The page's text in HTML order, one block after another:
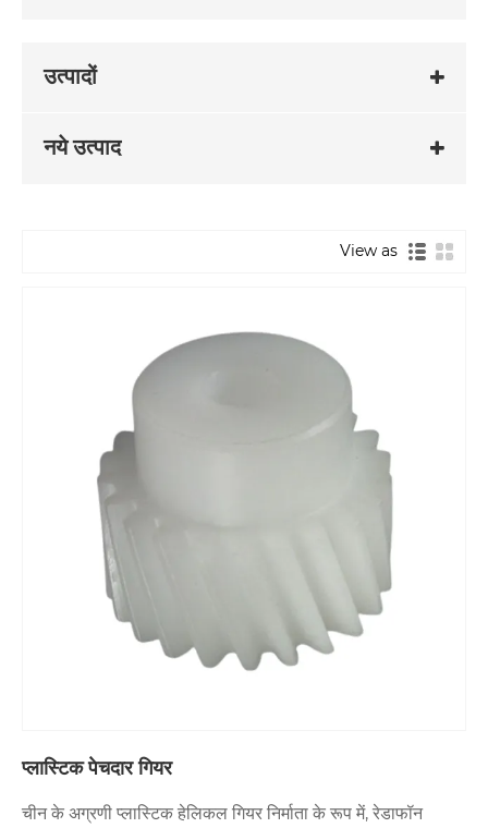
उत्पादों
नये उत्पाद
View as
प्लास्टिक पेचदार गियर
चीन के अग्रणी प्लास्टिक हेलिकल गियर निर्माता के रूप में, रेडाफॉन